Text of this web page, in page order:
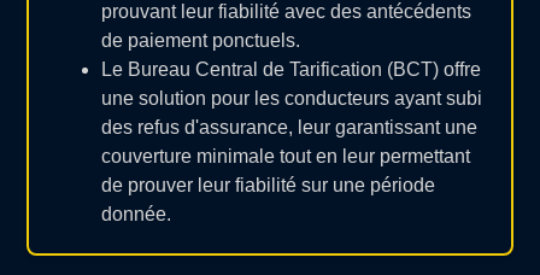
prouvant leur fiabilité avec des antécédents
de paiement ponctuels.
Le Bureau Central de Tarification (BCT) offre
une solution pour les conducteurs ayant subi
des refus d'assurance, leur garantissant une
couverture minimale tout en leur permettant
de prouver leur fiabilité sur une période
donnée.